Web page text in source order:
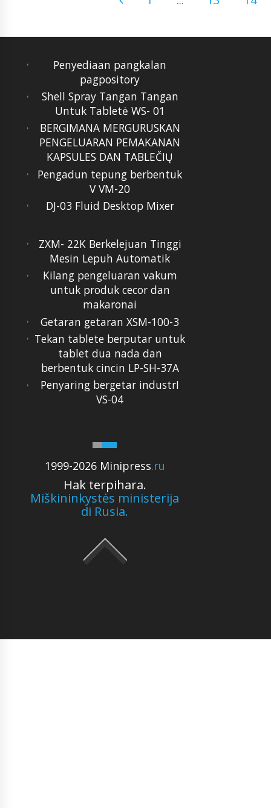
Penyediaan pangkalan
pagpository
Shell Spray Tangan Tangan
Untuk Tabletė WS- 01
BERGIMANA MERGURUSKAN
PENGELUARAN PEMAKANAN
KAPSULES DAN TABLEČIŲ
Pengadun tepung berbentuk
V VM-20
DJ-03 Fluid Desktop Mixer
1999-2026 Minipress.ru
Hak terpihara.
Miškininkystės ministerija
di Rusia.
ZXM- 22K Berkelejuan Tinggi
Mesin Lepuh Automatik
Kilang pengeluaran vakum
untuk produk cecor dan
makaronai
Getaran getaran XSM-100-3
Tekan tablete berputar untuk
tablet dua nada dan
berbentuk cincin LP-SH-37A
Penyaring bergetar industrI
VS-04